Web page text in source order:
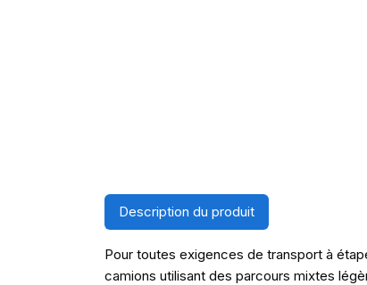
Description du produit
Pour toutes exigences de transport à
camions utilisant des parcours mixtes